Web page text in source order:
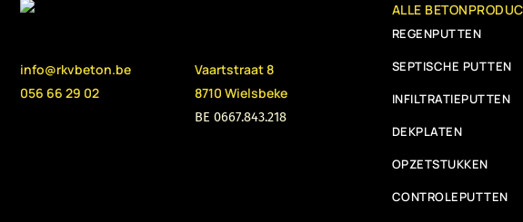
ALLE
REGENPUTTEN
SEPTISCHE PUTTEN
INFILTRATIEPUTTEN
DEKPLATEN
OPZETSTUKKEN
CONTROLEPUTTEN
info@rkvbeton.be
056 66 29 02
Vaartstraat 8
8710 Wielsbeke
BE 0667.843.218